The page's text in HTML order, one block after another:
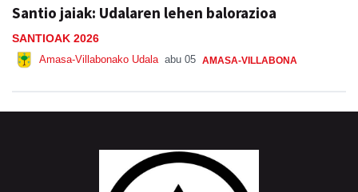
Santio jaiak: Udalaren lehen balorazioa
SANTIOAK 2026
Amasa-Villabonako Udala abu 05 AMASA-VILLABONA